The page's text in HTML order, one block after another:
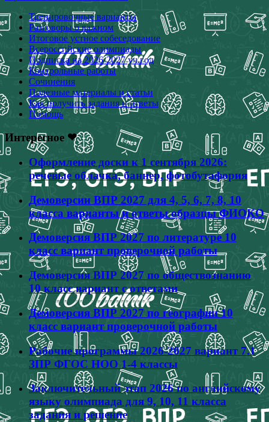
Тренировочные варианты
Разговоры о важном
Итоговое устное собеседование
Всероссийские олимпиады
Подписка на 2026-2027 уч.год
Контрольные работы
Сочинения
Полезные материалы и статьи
Как получить задания и ответы
Помощь
Интересное ❤
Оформление доски к 1 сентября 2026:
речевые облачка, баннер, фотобутафория
Демоверсии ВПР 2027 для 4, 5, 6, 7, 8, 10
класса варианты и ответы образцы ФИОКО
Демоверсия ВПР 2027 по литературе 10
класс вариант проверочной работы
Демоверсия ВПР 2027 по обществознанию
10 класс вариант с ответами
Демоверсия ВПР 2027 по географии 10
класс вариант проверочной работы
Рабочие программы 2026-2027 вариант 7.1
ЗПР ФГОС НОО 1-4 классы
Заключительный этап 2026 по английскому
языку олимпиада для 9, 10, 11 класса
задания и решение